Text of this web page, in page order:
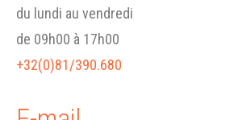
du lundi au vendredi
de 09h00 à 17h00
+32(0)81/390.680